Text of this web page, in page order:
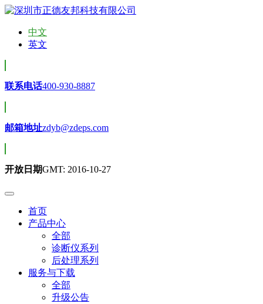
中文
英文
联系电话400-930-8887
邮箱地址zdyb@zdeps.com
开放日期GMT: 2016-10-27
首页
产品中心
全部
诊断仪系列
后处理系列
服务与下载
全部
升级公告